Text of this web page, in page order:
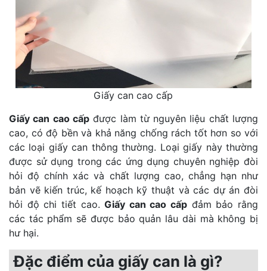
Giấy can cao cấp
Giấy can cao cấpđược làm từ nguyên liệu chất lượng
cao, có độ bền và khả năng chống rách tốt hơn so với
các loại giấy can thông thường. Loại giấy này thường
được sử dụng trong các ứng dụng chuyên nghiệp đòi
hỏi độ chính xác và chất lượng cao, chẳng hạn như
bản vẽ kiến trúc, kế hoạch kỹ thuật và các dự án đòi
hỏi độ chi tiết cao.Giấy can cao cấp đảm bảo rằng
các tác phẩm sẽ được bảo quản lâu dài mà không bị
hư hại.
Đặc điểm của giấy can là gì?